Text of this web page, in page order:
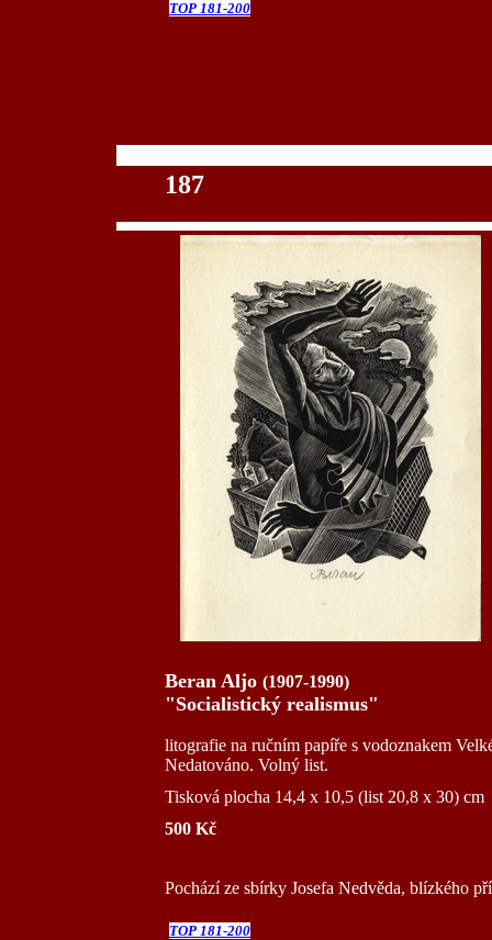
TOP 181-200
187
Beran Aljo (1907-1990)
"Socialistický realismus"
litografie na ručním papíře s vodoznakem
Nedatováno. Volný list.
Tisková plocha 14,4 x 10,5 (list 20,8 x 30) cm
500 Kč
Pochází ze sbírky Josefa Nedvěda, blízkého
TOP 181-200